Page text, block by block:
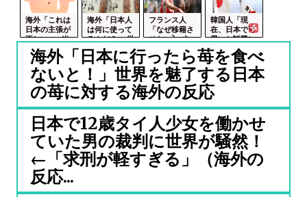
海外「これは
日本の主張が
正しい…」米
国に対する日
本政...
海外「日本人
は何に使って
るんだ？」 世
界的ブームの
日...
フランス人
「なぜ移籍さ
せない?」中
村敬斗に複数
オファ...
韓国人「現
在、日本で可
愛いと話題に
なっている高
校野球...
海外「日本に行ったら苺を食べ
ないと！」世界を魅了する日本
の苺に対する海外の反応
日本で12歳タイ人少女を働かせ
ていた男の裁判に世界が騒然！
←「求刑が軽すぎる」（海外の
反応...